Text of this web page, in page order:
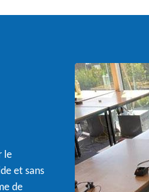
le
et sans
de